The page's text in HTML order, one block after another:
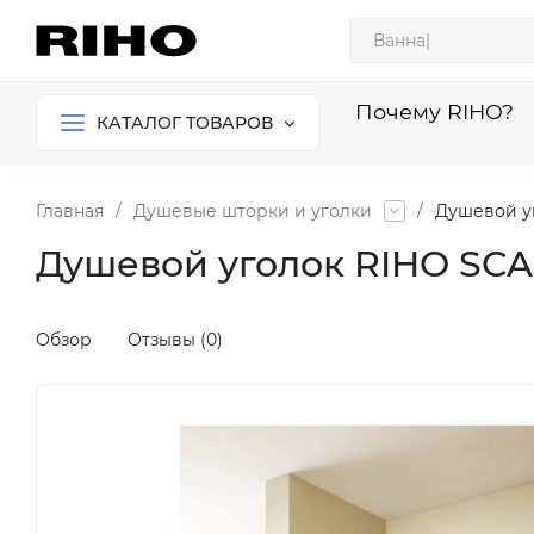
КАТАЛОГ ТОВАРОВ Почему RIHO?
Главная / Душевые шторки и уголки / Душевой
Душевой уголок RIHO
Обзор Отзывы (0)